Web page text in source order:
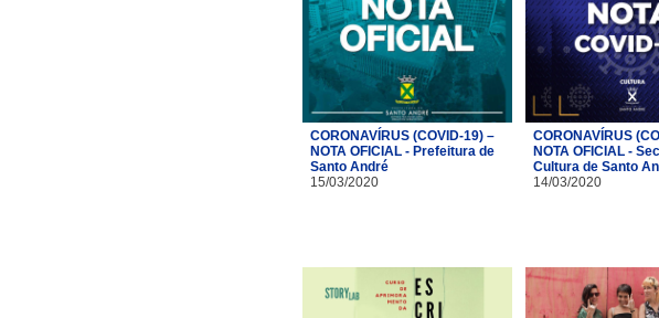
CORONAVÍRUS (COVID-19) –
NOTA OFICIAL - Prefeitura de
Santo André
15/03/2020
CORONAVÍRUS
NOTA OFICIAL -
Cultura de Santo
14/03/2020